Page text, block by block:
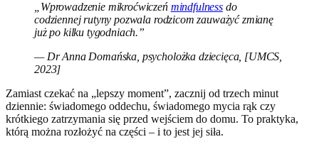
„Wprowadzenie mikroćwiczeń mindfulnessdo
codziennej rutyny pozwala rodzicom zauważyć zmianę
już po kilku tygodniach.”
— Dr Anna Domańska, psycholożka dziecięca, [UMCS,
2023]
Zamiast czekać na „lepszy moment”, zacznij od trzech minut
dziennie: świadomego oddechu, świadomego mycia rąk czy
krótkiego zatrzymania się przed wejściem do domu. To praktyka,
którą można rozłożyć na części – i to jest jej siła.